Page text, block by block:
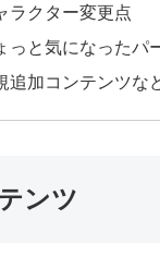
ラクター変更点
っと気になったパ
追加コンテンツな
ンツ